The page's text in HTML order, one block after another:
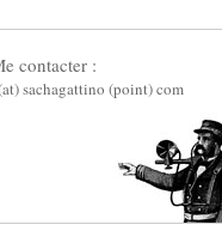
contacter :
sachagattino (point) com